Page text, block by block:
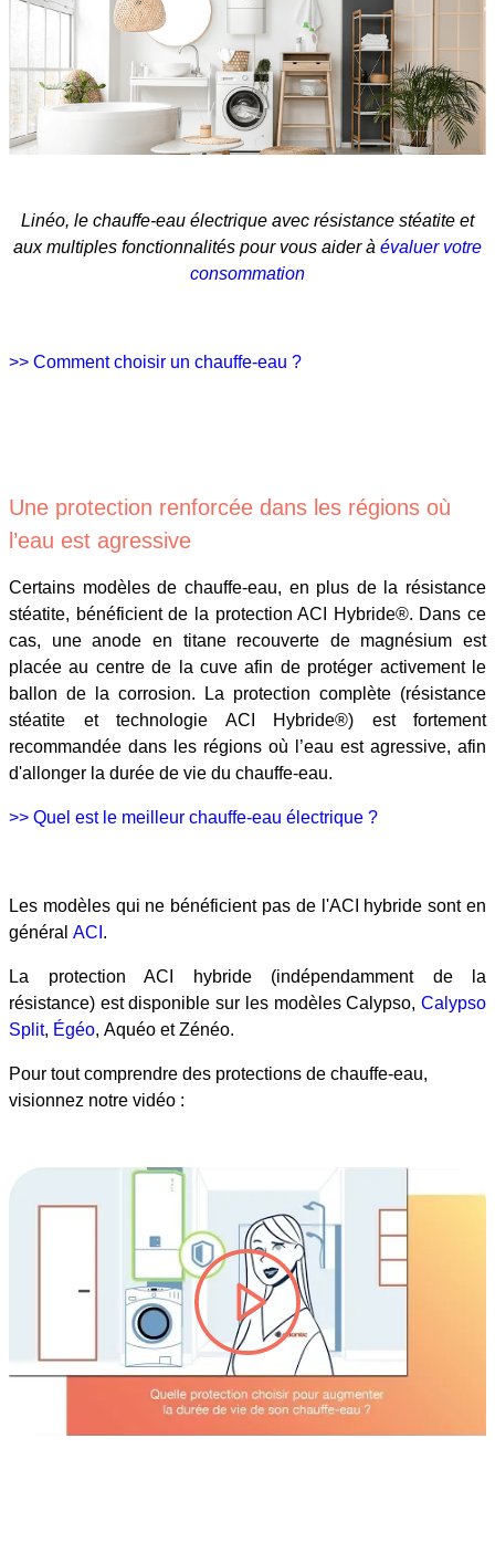
Linéo, le chauffe-eau électrique avec résistance stéatite et
aux multiples fonctionnalités pour vous aider à évaluer votre
consommation
>> Comment choisir un chauffe-eau ?
Une protection renforcée dans les régions où
l’eau est agressive
Certains modèles de chauffe-eau, en plus de la résistance
stéatite, bénéficient de la protection ACI Hybride®. Dans ce
cas, une anode en titane recouverte de magnésium est
placée au centre de la cuve afin de protéger activement le
ballon de la corrosion. La protection complète (résistance
stéatite et technologie ACI Hybride®) est fortement
recommandée dans les régions où l’eau est agressive, afin
d'allonger la durée de vie du chauffe-eau.
>> Quel est le meilleur chauffe-eau électrique ?
Les modèles qui ne bénéficient pas de l'ACI hybride sont en
général ACI .
La protection ACI hybride (indépendamment de la
résistance) est disponible sur les modèles Calypso, Calypso
Split, Égéo, Aquéo et Zénéo.
Pour tout comprendre des protections de chauffe-eau,
visionnez notre vidéo :
lire la vidéo #TITRE-VIDEO